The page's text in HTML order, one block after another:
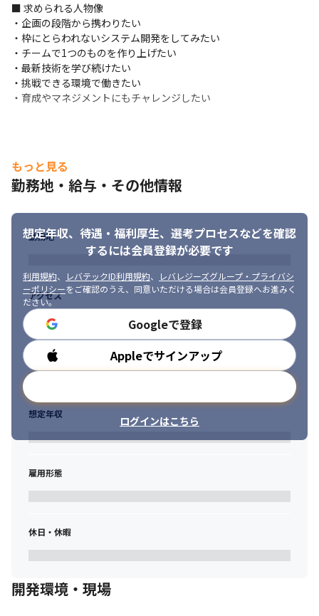
データをクラウド上で管理し業務改善・レポート⾃動化・データ
分析まで⼀括対応。Excelがベースのシステムで低コスト、使い勝
⼿の良さからニーズが急拡⼤。ホテル・銀行・製薬会社等様々な
お客様に導⼊いただいています。
⾔語：Excel/VBA、SQL、JSP、JavaScript
データベース：Oracle
通、通信業など広範囲な業種分野で多様なプロジェクトが稼働。
・長年にわたって先輩社員がお客様と固い信頼関係を築いてきて
いるため、各々のスキルやキャリアプランに合ったプロジェクト
・評価のタイミングは前期、後期、通期とあり、自己、PM・人
事・役員・顧客からの評価をもとに、面談を実施します。面談で
は今後の課題、希望プロジェクト、キャリアなどを話し、面談
＜社員インタビュー＞
○開発エンジニア 20代
当社では、技術向上のための各種研修や資格取得支援も充実して
います。業務時間内外での勉強会や外部の研修など、自分が伸ば
したい技術を学ぶことができる環境です。当社の技術力の高さは
他社からも一目置かれるほどであり、同年代のエンジニアよりも
成長スピードが速いのではないかと思います。
○開発エンジニア 30代
指示待ちではなく、自分でより良い方法を考え実行することを大
切にしています。積極的な動きやチャレンジを歓迎する社風なの
バイスしてくれるなど、会社全体として柔軟かつ風通しが良いで
す。＋αで吸収できることはとても多いと思います。
とが会社の魅力です。新しいことに挑戦し、変革しようとしてプ
ロダクトを開発していくことは、難しいことも多いですが、挑戦
いので、自分が開発したシステムが活用されていると実感でき、
やりがいになっています。それがモチベーションになるので、製
■ 求められる人物像
・企画の段階から携わりたい
・枠にとらわれないシステム開発をしてみたい
・チームで1つのものを作り上げたい
・最新技術を学び続けたい
・挑戦できる環境で働きたい
・育成やマネジメントにもチャレンジしたい
もっと見る
勤務地・給与・その他情報
想定年収、待遇・福利厚生、 選考プロセスなどを確認
するには会員登録が必要です
利用規約、 レバテックID利用規約、
レバレジーズグループ・プライバシ
ーポリシーをご確認のうえ、同意いただける場合は会員登録へお進みく
ださい。
Googleで登録
Appleでサインアップ
ログインはこちら
勤務地
アクセス
勤務時間
想定年収
雇用形態
休日・休暇
開発環境・現場